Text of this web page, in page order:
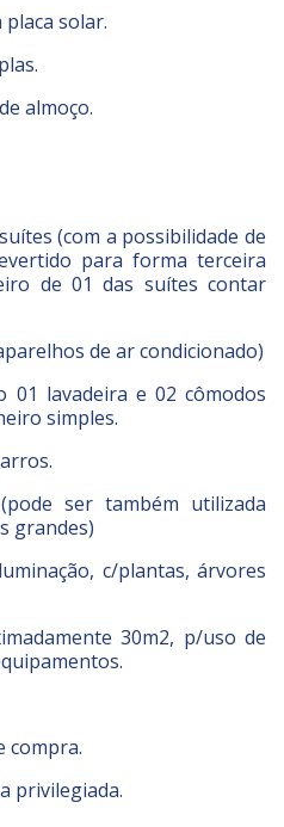
solar.
almoço.
(com a possibilidade de
para forma terceira
de 01 das suítes contar
de ar condicionado)
01 lavadeira e 02 cômodos
simples.
ser também utilizada
grandes)
c/plantas, árvores
30m2, p/uso de
compra.
privilegiada.